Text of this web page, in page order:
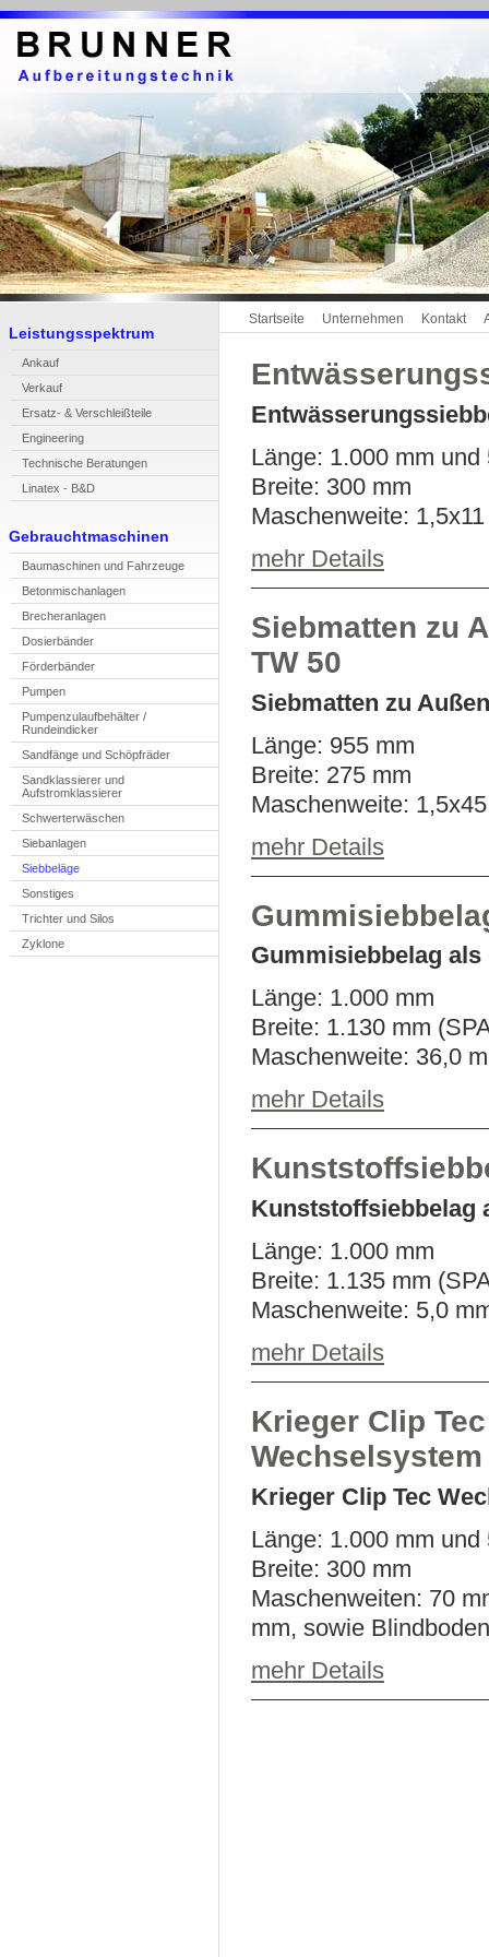
Länge: 1.000 mm und
Breite: 300 mm
Maschenweite:
mehr Details
Siebmatten zu
TW 50
Siebmatten zu
Länge: 955 mm
Breite: 275 mm
Maschenweite:
mehr Details
Gummisiebbelag als
Länge: 1.000 mm
Breite: 1.130 mm
Maschenweite: 36,0
mehr Details
Kunststoffsiebbelag
Länge: 1.000 mm
Breite: 1.135 mm
Maschenweite: 5,0
mehr Details
Krieger Clip
Wechselsystem
Krieger Clip Tec
Länge: 1.000 mm und
Breite: 300 mm
Maschenweiten: 70
mm, sowie Blindboden
mehr Details
Leistungsspektrum
Ankauf
Verkauf
Ersatz- & Verschleißteile
Engineering
Technische Beratungen
L inatex - B&D
Gebrauchtmaschinen
Baumaschinen und Fahrzeuge
Betonmischanlagen
Brecheranlagen
Dosierbänder
Förderbänder
Pumpen
Pumpenzulaufbehälter /
Rundeindicker
Sandfänge und Schöpfräder
Sandklassierer und
Aufstromklassierer
Schwerterwäschen
Siebanlagen
Siebbeläge
Sonstiges
Trichter und Silos
Zyklone
Startseite Unternehmen Kontakt